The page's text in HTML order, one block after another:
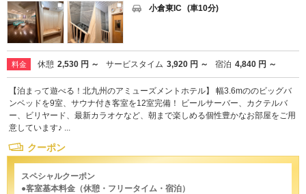
小倉東IC (車10分)
料金 休憩 2,530 円 ～ サービスタイム 3,920 円 ～ 宿泊 4,840 円 ～
【泊まって遊べる！北九州のアミューズメントホテル】 幅3.6mののビッグバ
ンベッドを9室、サウナ付き客室を12室完備！ ビールサーバー、カクテルバ
ー、ビリヤード、最新カラオケなど、朝まで楽しめる個性豊かなお部屋をご用
意しています♪ ...
クーポン
スペシャルクーポン
●客室基本料金（休憩・フリータイム・宿泊）